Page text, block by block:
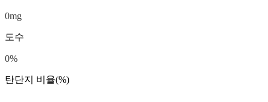
0mg
도수
0%
탄단지 비율(%)